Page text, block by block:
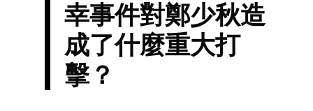
幸事件對鄭少秋造
成了什麼重大打
擊？